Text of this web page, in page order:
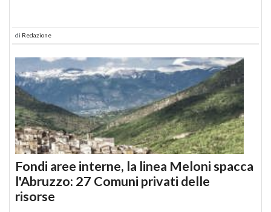
di Redazione
Fondi aree interne, la linea Meloni spacca
l'Abruzzo: 27 Comuni privati delle
risorse